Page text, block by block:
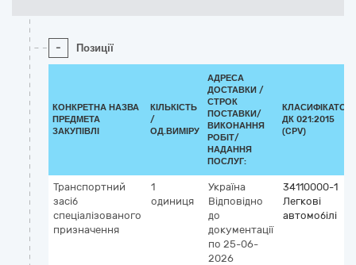
- Позиції
КОНКРЕТНА НАЗВА
ПРЕДМЕТА
ЗАКУПІВЛІ
КІЛЬКІСТЬ
/
ОД.ВИМІРУ
АДРЕСА
ДОСТАВКИ /
СТРОК
ПОСТАВКИ/
ВИКОНАННЯ
РОБІТ/
НАДАННЯ
ПОСЛУГ:
КЛАСИФІКАТОР
ДК 021:2015
(CPV)
Транспортний
засіб
спеціалізованого
призначення
1
одиниця
Україна
Відповідно
до
документації
по 25-06-
2026
34110000-1
Легкові
автомобілі